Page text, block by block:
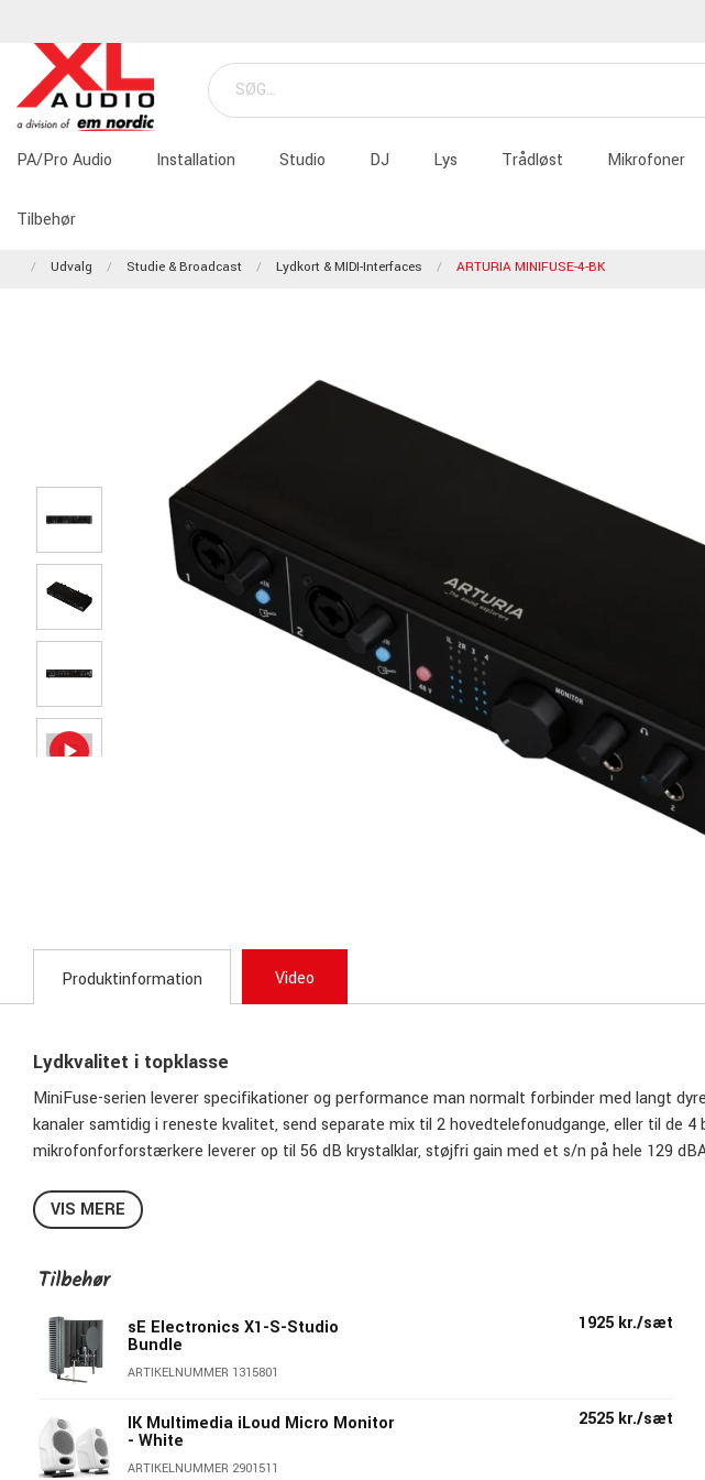
PA/Pro Audio Installation Studio DJ Lys Trådløst Mikrofoner
Tilbehør
Udvalg Studie & Broadcast Lydkort & MIDI-Interfaces ARTURIA MINIFUSE-4-BK
Produktinformation Video
Lydkvalitet i topklasse
MiniFuse-serien leverer specifikationer og performance man normalt forbinder med langt
kanaler samtidig i reneste kvalitet, send separate mix til 2 hovedtelefonudgange, eller til de 4
mikrofonforforstærkere leverer op til 56 dB krystalklar, støjfri gain med et s/n på hele 129
fronten accepterer enten XLR (mikrofon), eller jack-stik (line/instrument), så med MiniFuse
kilder, du ønsker at indspille.
VIS MERE
Tilbehør
sE Electronics X1-S-Studio
Bundle
ARTIKELNUMMER 1315801
1925 kr./sæt
IK Multimedia iLoud Micro Monitor
- White
ARTIKELNUMMER 2901511
2525 kr./sæt